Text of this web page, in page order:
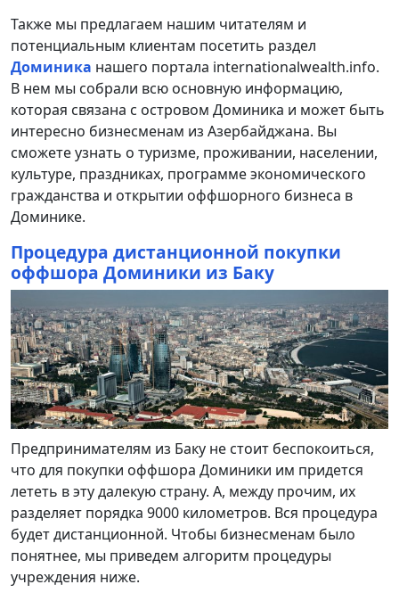
Также мы предлагаем нашим читателям и
потенциальным клиентам посетить раздел
Доминика нашего портала internationalwealth.info.
В нем мы собрали всю основную информацию,
которая связана с островом Доминика и может быть
интересно бизнесменам из Азербайджана. Вы
сможете узнать о туризме, проживании, населении,
культуре, праздниках, программе экономического
гражданства и открытии оффшорного бизнеса в
Доминике.
Процедура дистанционной покупки
оффшора Доминики из Баку
Предпринимателям из Баку не стоит беспокоиться,
что для покупки оффшора Доминики им придется
лететь в эту далекую страну. А, между прочим, их
разделяет порядка 9000 километров. Вся процедура
будет дистанционной. Чтобы бизнесменам было
понятнее, мы приведем алгоритм процедуры
учреждения ниже.